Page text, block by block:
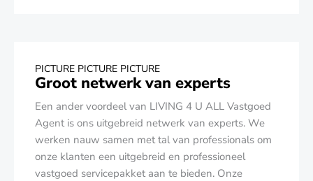
PICTURE PICTURE PICTURE
Groot netwerk van experts
Een ander voordeel van LIVING 4 U ALL Vastgoed
Agent is ons uitgebreid netwerk van experts. We
werken nauw samen met tal van professionals om
onze klanten een uitgebreid en professioneel
vastgoed servicepakket aan te bieden. Onze